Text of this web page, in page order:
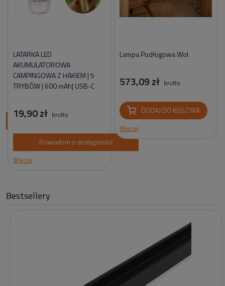
LATARKA LED
AKUMULATOROWA
CAMPINGOWA Z HAKIEM | 5
TRYBÓW | 600 mAh| USB-C
19,90 zł brutto
Powiadom o dostępności
Więcej
Lampa Podłogowa Wol
573,09 zł brutto
DODAJ DO KOSZYKA
Więcej
Bestsellery